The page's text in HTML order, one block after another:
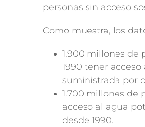
personas sin acceso
Como muestra, los
1.900 millones de
1990 tener
suministrada por
1.700 millones de
acceso al agua
desde 1990.